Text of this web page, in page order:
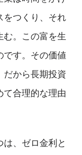
をつくり、それ
む。この富を生
です。その価値
だから長期投資
て合理的な理由
は、ゼロ金利と